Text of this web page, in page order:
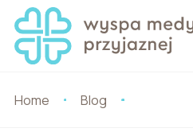
Home Blog